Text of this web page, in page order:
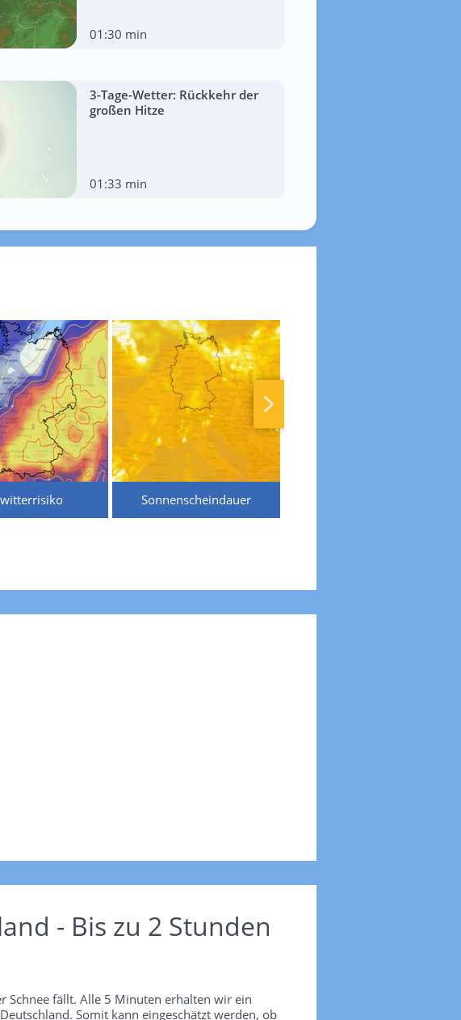
01:30 min
3-Tage-Wetter: Rückkehr der
großen Hitze
01:33 min
Sonnenscheindauer
- Bis zu 2 Stunden
Schnee fällt. Alle 5 Minuten erhalten wir ein
Somit kann eingeschätzt werden, ob